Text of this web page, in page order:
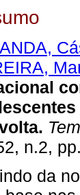
.
n.2,
da